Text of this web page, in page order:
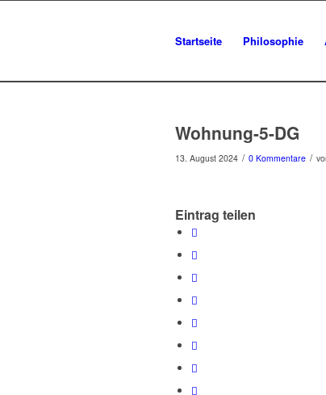
Startseite Philosophie
Wohnung-5-DG
13. August 2024 / 0 Kommentare /
Eintrag teilen